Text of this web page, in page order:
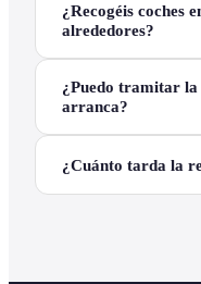
¿Recogéis coches
alrededores?
¿Puedo tramitar la
arranca?
¿Cuánto tarda la